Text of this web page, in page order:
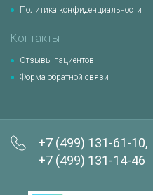
Политика конфиденциальности
Контакты
Отзывы пациентов
Форма обратной связи
+7 (499) 131-61-10,
+7 (499) 131-14-46